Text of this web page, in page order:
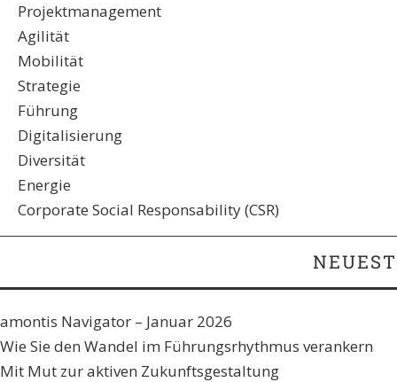
Projektmanagement
Agilität
Mobilität
Strategie
Führung
Digitalisierung
Diversität
Energie
Corporate Social Responsability (CSR)
amontis Navigator – Januar 2026
Wie Sie den Wandel im Führungsrhythmus verankern​
Mit Mut zur aktiven Zukunftsgestaltung